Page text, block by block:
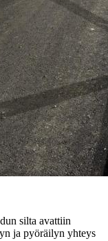
silta avattiin
ja pyöräilyn yhteys